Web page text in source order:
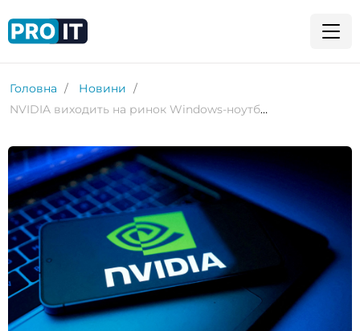
Головна
Новини
NVIDIA виходить на ринок Windows-ноутбуків із власними Arm SoC